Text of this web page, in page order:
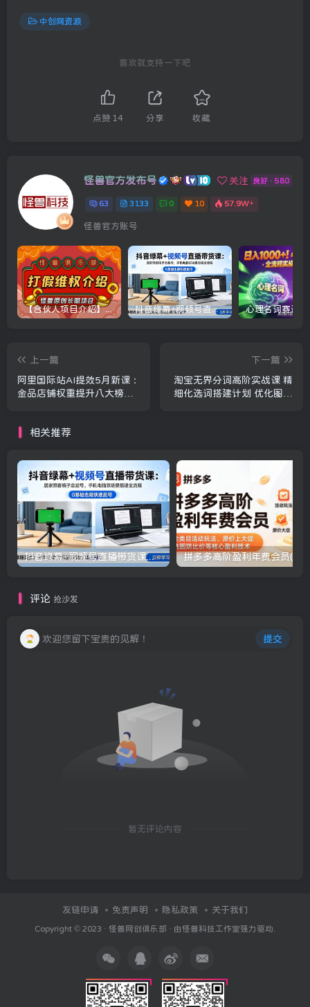
中创网资源
喜欢就支持一下吧
点赞 14 分享 收藏
怪兽官方发布号 关注 良好 · 580
63 3133 0 10 57.9W+
怪兽官方账号
【合伙人项目介绍】打假维权项目介绍 抖音绿幕+视频号直播带货课：居家照着稿子念起号，手机电脑双场景搭建全流程
上一篇
阿里国际站AI提效5月新课：
金品店铺权重提升八大榜
下一篇
淘宝无界分词高阶实战课 精
细化选词搭建计划 优化图文
相关推荐
抖音绿幕+视频号直播带货课：居家照着稿子念起号，手机电脑双场景搭建全流程
评论 抢沙发
欢迎您留下宝贵的见解！ 提交
暂无评论内容
友链申请 免责声明 隐私政策 关于我们
Copyright © 2023 · 怪兽网创俱乐部 · 由怪兽科技工作室强力驱动.